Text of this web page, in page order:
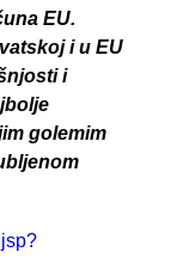
EU.
i u EU
i
golemim